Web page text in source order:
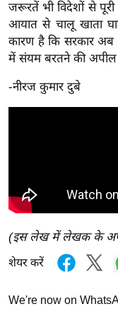
g
N
e
w
s
ला
ल
क्नॉ
लॉ
ब्यू
जरूरतें भी विदेशों से
आयात से चालू खाता
कारण है कि सरकार अब
में संयम बरतने की अपील
-नीरज कुमार दुबे
(इस लेख में लेखक के
शेयर करें
We're now on